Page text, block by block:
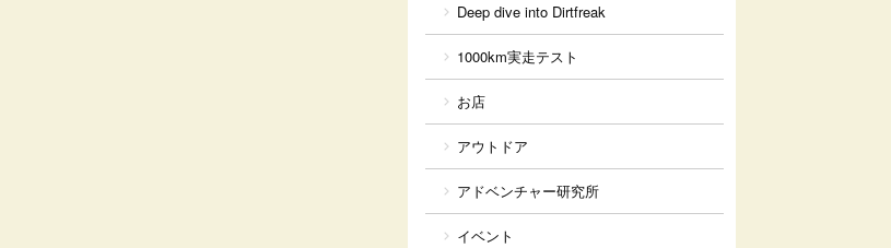
Deep dive into Dirtfreak
1000km実走テスト
お店
アウトドア
アドベンチャー研究所
イベント